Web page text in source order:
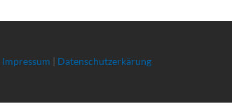
Impressum | Datenschutzerkärung